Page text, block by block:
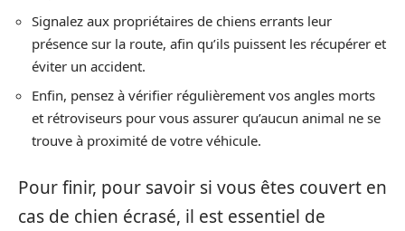
Signalez aux propriétaires de chiens errants leur
présence sur la route, afin qu’ils puissent les récupérer et
éviter un accident.
Enfin, pensez à vérifier régulièrement vos angles morts
et rétroviseurs pour vous assurer qu’aucun animal ne se
trouve à proximité de votre véhicule.
Pour finir, pour savoir si vous êtes couvert en
cas de chien écrasé, il est essentiel de